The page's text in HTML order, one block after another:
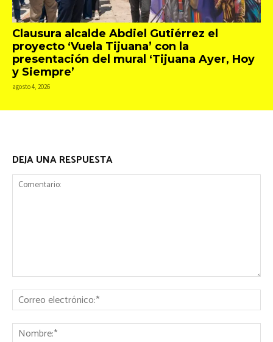
Clausura alcalde Abdiel Gutiérrez el
proyecto ‘Vuela Tijuana’ con la
presentación del mural ‘Tijuana Ayer, Hoy
y Siempre’
agosto 4, 2026
DEJA UNA RESPUESTA